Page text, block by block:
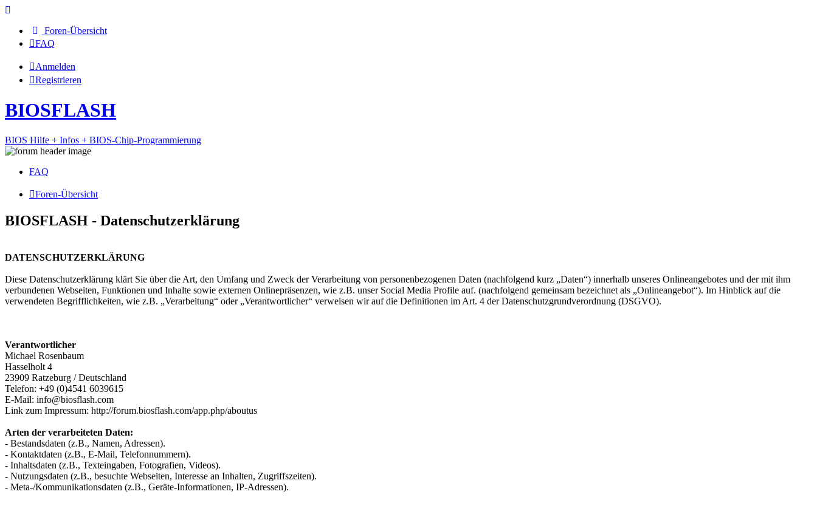
Foren-Übersicht
FAQ
Anmelden
Registrieren
BIOSFLASH
BIOS Hilfe + Infos + BIOS-Chip-Programmierung
FAQ
Foren-Übersicht
BIOSFLASH - Datenschutzerklärung
DATENSCHUTZERKLÄRUNG
Diese Datenschutzerklärung klärt Sie über die Art, den Umfang und Zweck der Verarbeitung von personenbezogenen Daten (nachfolgend kurz „Daten“) innerhalb unseres Onlineangebotes und der mit ihm
verbundenen Webseiten, Funktionen und Inhalte sowie externen Onlinepräsenzen, wie z.B. unser Social Media Profile auf. (nachfolgend gemeinsam bezeichnet als „Onlineangebot“). Im Hinblick auf die
verwendeten Begrifflichkeiten, wie z.B. „Verarbeitung“ oder „Verantwortlicher“ verweisen wir auf die Definitionen im Art. 4 der Datenschutzgrundverordnung (DSGVO).
Verantwortlicher
Michael Rosenbaum
Hasselholt 4
23909 Ratzeburg / Deutschland
Telefon: +49 (0)4541 6039615
E-Mail: info@biosflash.com
Link zum Impressum: http://forum.biosflash.com/app.php/aboutus
Arten der verarbeiteten Daten:
- Bestandsdaten (z.B., Namen, Adressen).
- Kontaktdaten (z.B., E-Mail, Telefonnummern).
- Inhaltsdaten (z.B., Texteingaben, Fotografien, Videos).
- Nutzungsdaten (z.B., besuchte Webseiten, Interesse an Inhalten, Zugriffszeiten).
- Meta-/Kommunikationsdaten (z.B., Geräte-Informationen, IP-Adressen).